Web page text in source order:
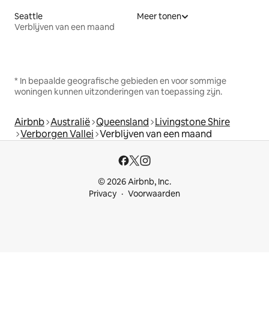
Seattle
Verblijven van een maand
Meer tonen
* In bepaalde geografische gebieden en voor sommige
woningen kunnen uitzonderingen van toepassing zijn.
Airbnb Australië Queensland Livingstone Shire
Verborgen Vallei Verblijven van een maand
© 2026 Airbnb, Inc.
Privacy
Voorwaarden